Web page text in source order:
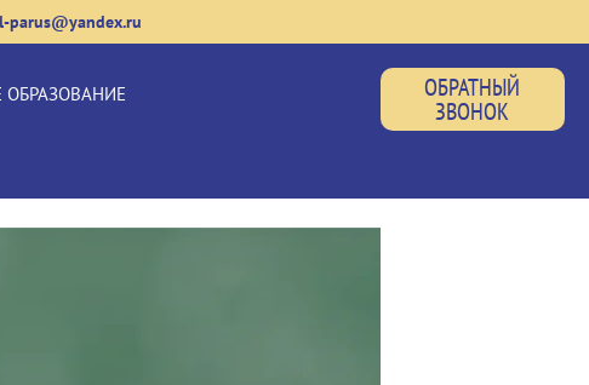
parus@yandex.ru
ОБРАТНЫЙ
ЗВОНОК